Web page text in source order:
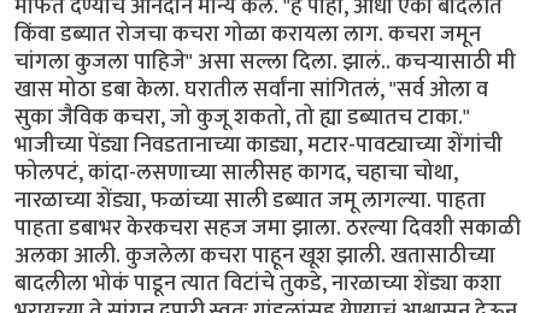
किंवा डब्यात रोजचा कचरा गोळा करायला लाग. कचरा जमून
चांगला कुजला पाहिजे" असा सल्ला दिला. झालं.. कचऱ्यासाठी मी
खास मोठा डबा केला. घरातील सर्वांना सांगितलं, "सर्व ओला व
सुका जैविक कचरा, जो कुजू शकतो, तो ह्या डब्यातच टाका."
भाजीच्या पेंड्या निवडतानाच्या काड्या, मटार-पावट्याच्या शेंगांची
फोलपटं, कांदा-लसणाच्या सालीसह कागद, चहाचा चोथा,
नारळाच्या शेंड्या, फळांच्या साली डब्यात जमू लागल्या. पाहता
पाहता डबाभर केरकचरा सहज जमा झाला. ठरल्या दिवशी सकाळी
अलका आली. कुजलेला कचरा पाहून खूश झाली. खतासाठीच्या
बादलीला भोकं पाडून त्यात विटांचे तुकडे, नारळाच्या शेंड्या कशा